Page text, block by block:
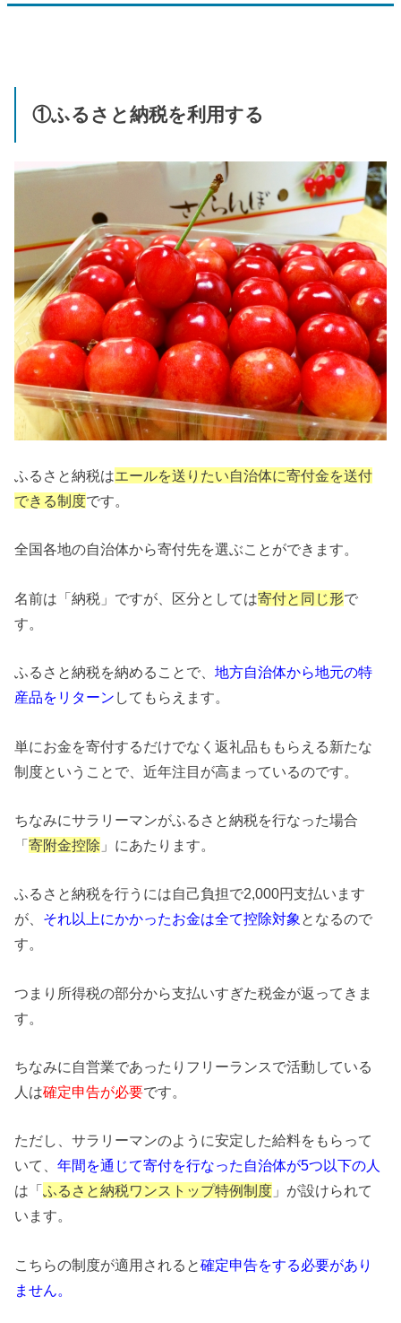
①ふるさと納税を利用する
ふるさと納税はエールを送りたい自治体に寄付金を送付
できる制度です。
全国各地の自治体から寄付先を選ぶことができます。
名前は「納税」ですが、区分としては寄付と同じ形で
す。
ふるさと納税を納めることで、地方自治体から地元の特
産品をリターン してもらえます。
単にお金を寄付するだけでなく返礼品ももらえる新たな
制度ということで、近年注目が高まっているのです。
ちなみにサラリーマンがふるさと納税を行なった場合
「寄附金控除 」にあたります。
ふるさと納税を行うには自己負担で2,000円支払います
が、 それ以上にかかったお金は全て控除対象 となるので
す。
つまり所得税の部分から支払いすぎた税金が返ってきま
す。
ちなみに自営業であったりフリーランスで活動している
人は確定申告が必要です。
ただし、サラリーマンのように安定した給料をもらって
いて、年間を通じて寄付を行なった自治体が5つ以下の人
は「ふるさと納税ワンストップ特例制度 」が設けられて
います。
こちらの制度が適用されると確定申告をする必要があり
ません。